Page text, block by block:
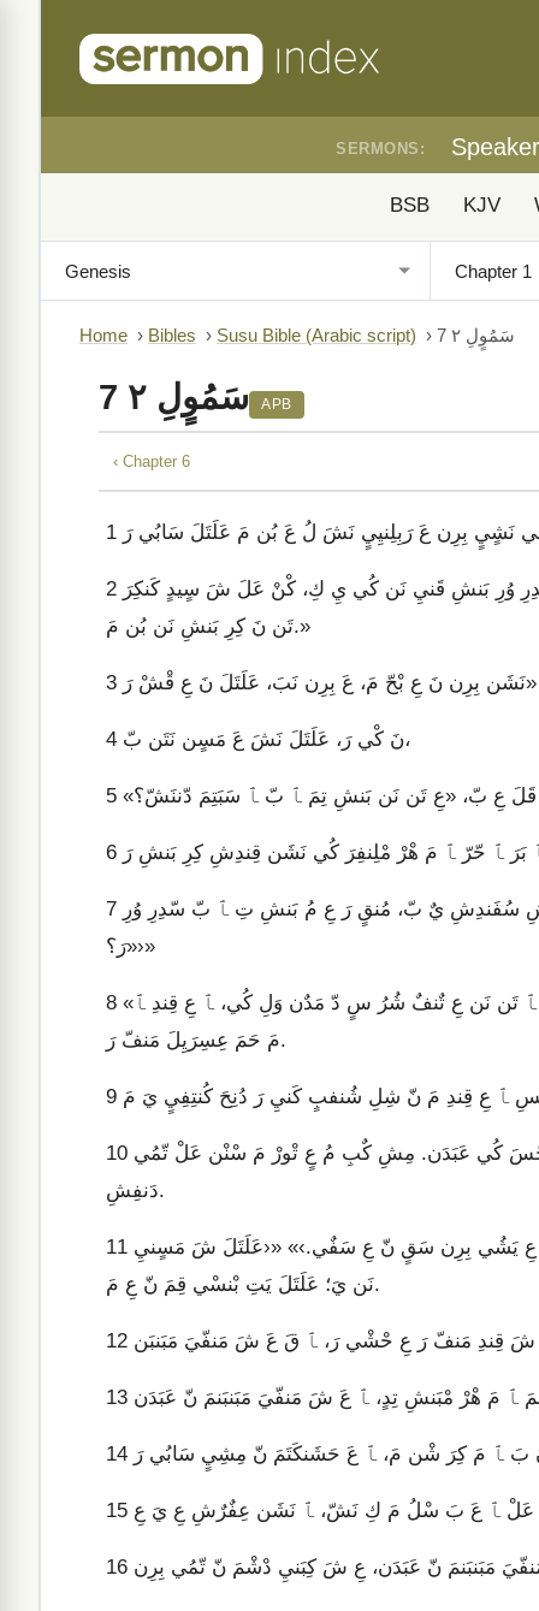
SERMONS:
BSB KJV
Home › Bibles › Susu Bible (Arabic script) › سَمُوٍلِ ٢ 7
سَمُوٍلِ ٢ 7 APB
‹ Chapter 6
1
2
تَن نَ كِرِ بَنشِ نَن بُن مَ.»
3
4 نَ كْي رَ، عَلَتَلَ نَشَ عَ مَسٍن نَتَن بّ،
5 عِ بّ، «عِ تَن نَن بَنشِ تِمَ ﭑ بّ ﭑ سَبَتِمَ دّننَشّ؟
6
7
رَ؟»›»
8 «عِ شَ عَ قَلَ ﭑ مَ كٌنيِ دَوُدَ بّ، ‹عَلَتَلَ سّنبّمَ شَ مَسٍنيِ نَن يِ كِ؛ ﭑ تَن نَن عِ تٌنفٌ شُرُ سٍ دّ مَدٌن وَلِ كُي، ﭑ عِ قِندِ ﭑ
مَ حَمَ عِسِرَيِلَ مَنفّ رَ.
9
10
دَنفِشِ.
11
نَن يَ؛ عَلَتَلَ يَتِ بْنسْي قِمَ نّ عِ مَ.
12
13
14
15
16